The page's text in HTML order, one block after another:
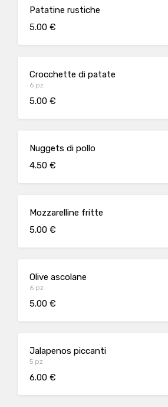
Patatine rustiche
5.00 €
Crocchette di patate
6 pz
5.00 €
Nuggets di pollo
4.50 €
Mozzarelline fritte
5.00 €
Olive ascolane
6 pz
5.00 €
Jalapenos piccanti
5 pz
6.00 €